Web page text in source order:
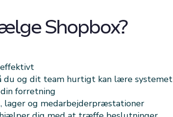
Shopbox?
du og dit team hurtigt kan lære systemet
forretning
lager og medarbejderpræstationer